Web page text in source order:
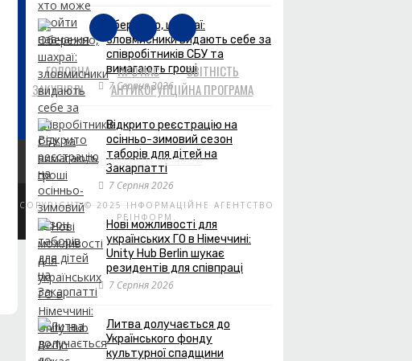
Обережно, шахраї:
зловмисники видають себе за
співробітників СБУ та
вимагають гроші
7 Серпня 2026
Відкрито реєстрацію на
осінньо-зимовий сезон
таборів для дітей на
Закарпатті
7 Серпня 2026
Нові можливості для
українських ГО в Німеччині:
Unity Hub Berlin шукає
резидентів для співпраці
7 Серпня 2026
Литва долучається до
Українського фонду
культурної спадщини
ГОЛОВНА ПРО НАС
ЗВІТНІСТЬ
ЗАКУПІВЛІ
АНТИКОРУПЦІЙНА ПРОГРАМА
ЗВОРОТНІЙ ЗВ'ЯЗОК
COPYRIGHT © 2025 ІНФОРМАЦІЙНЕ АГЕНТСТВО
РЕІНФОРМ.